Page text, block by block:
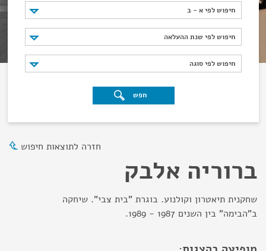
חיפוש לפי א - ב
חיפוש לפי א - ב
חיפוש לפי שנת ההעלאה
חיפוש לפי שנת ההעלאה
חיפוש לפי סוגה
חיפוש לפי סוגה
חפש
חזרה לתוצאות חיפוש
ברוריה אלבק
שחקנית תיאטרון וקולנוע. בוגרת "בית צבי". שיחקה
ב"הבימה" בין השנים 1987 - 1989.